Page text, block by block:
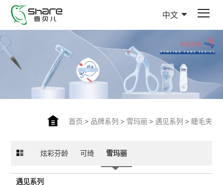
中文
首页 > 品牌系列 > 雪玛丽> 遇见系列 > 睫毛夹
炫彩芬龄 可绮 雪玛丽
遇见系列